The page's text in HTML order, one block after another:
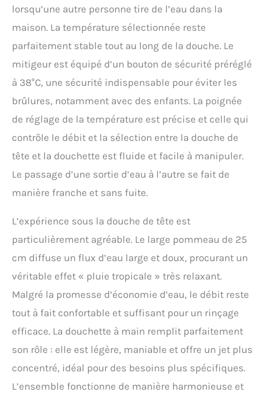
lorsqu’une autre personne tire de l’eau dans la
maison. La température sélectionnée reste
parfaitement stable tout au long de la douche. Le
mitigeur est équipé d’un bouton de sécurité préréglé
à 38°C, une sécurité indispensable pour éviter les
brûlures, notamment avec des enfants. La poignée
de réglage de la température est précise et celle qui
contrôle le débit et la sélection entre la douche de
tête et la douchette est fluide et facile à manipuler.
Le passage d’une sortie d’eau à l’autre se fait de
manière franche et sans fuite.
L’expérience sous la douche de tête est
particulièrement agréable. Le large pommeau de 25
cm diffuse un flux d’eau large et doux, procurant un
véritable effet « pluie tropicale » très relaxant.
Malgré la promesse d’économie d’eau, le débit reste
tout à fait confortable et suffisant pour un rinçage
efficace. La douchette à main remplit parfaitement
son rôle : elle est légère, maniable et offre un jet plus
concentré, idéal pour des besoins plus spécifiques.
L’ensemble fonctionne de manière harmonieuse et